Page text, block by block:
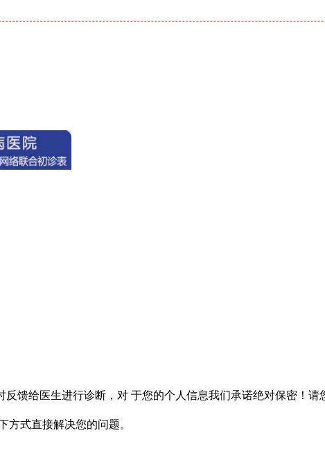
反馈给医生进行诊断，对 于您的个人信息我们承诺绝对保密！请
方式直接解决您的问题。